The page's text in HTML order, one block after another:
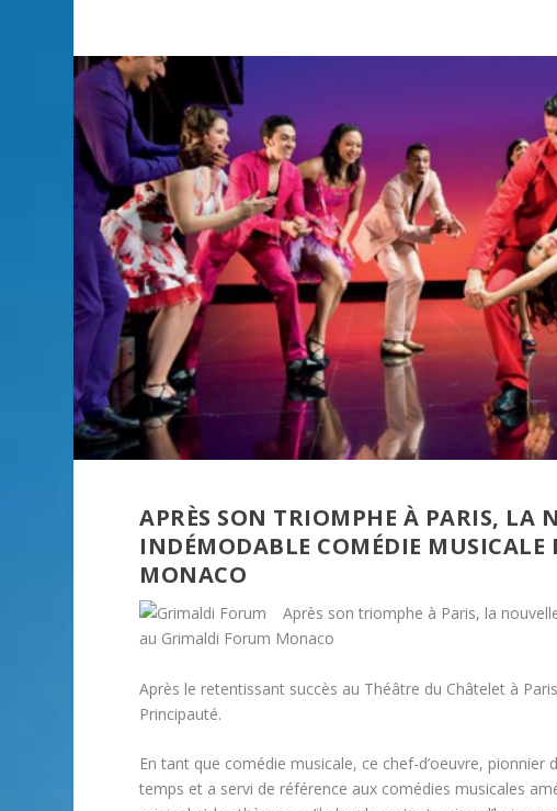
APRÈS SON TRIOMPHE À PARIS, LA
INDÉMODABLE COMÉDIE
MONACO
Après son triomphe à Paris, la
au Grimaldi Forum Monaco
Après le retentissant succès au Théâtre du Châtelet à
Principauté.
En tant que comédie musicale, ce chef-d’oeuvre, pionnier
temps et a servi de référence aux comédies musicales